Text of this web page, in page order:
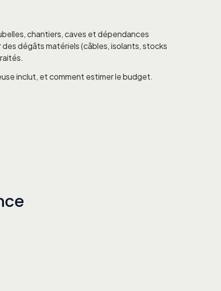
chantiers, caves et dépendances
dégâts matériels (câbles, isolants, stocks
inclut, et comment estimer le budget.